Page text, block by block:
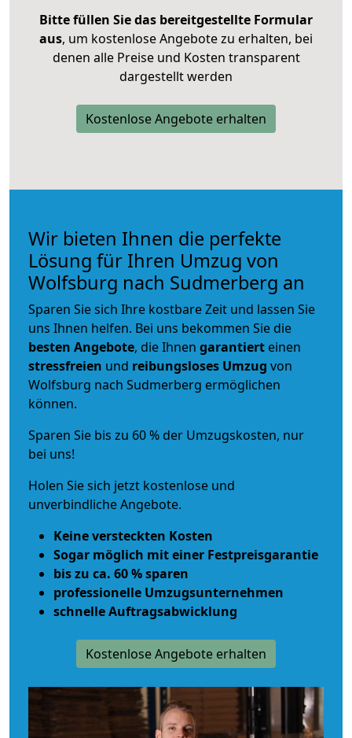
Bitte füllen Sie das bereitgestellte Formular
aus, um kostenlose Angebote zu erhalten, bei
denen alle Preise und Kosten transparent
dargestellt werden
Kostenlose Angebote erhalten
Wir bieten Ihnen die perfekte
Lösung für Ihren Umzug von
Wolfsburg nach Sudmerberg an
Sparen Sie sich Ihre kostbare Zeit und lassen Sie
uns Ihnen helfen. Bei uns bekommen Sie die
besten Angebote, die Ihnen garantiert einen
stressfreien und reibungsloses Umzug von
Wolfsburg nach Sudmerberg ermöglichen
können.
Sparen Sie bis zu 60 % der Umzugskosten, nur
bei uns!
Holen Sie sich jetzt kostenlose und
unverbindliche Angebote.
Keine versteckten Kosten
Sogar möglich mit einer Festpreisgarantie
bis zu ca. 60 % sparen
professionelle Umzugsunternehmen
schnelle Auftragsabwicklung
Kostenlose Angebote erhalten